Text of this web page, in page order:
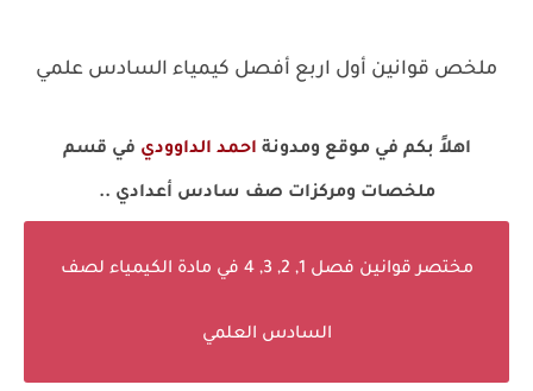
ملخص قوانين أول اربع أفصل كيمياء السادس علمي
اهلاً بكم في موقع ومدونة احمد الداوودي في قسم
ملخصات ومركزات صف سادس أعدادي ..
مختصر قوانين فصل 1, 2, 3, 4 في مادة الكيمياء لصف
السادس العلمي